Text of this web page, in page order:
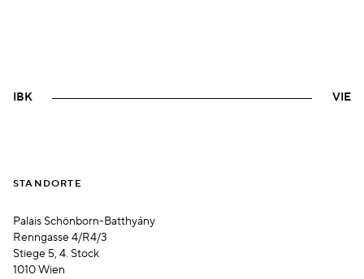
IBK VIE
STANDORTE
Palais Schönborn-Batthyány
Renngasse 4/R4/3
Stiege 5, 4. Stock
1010 Wien